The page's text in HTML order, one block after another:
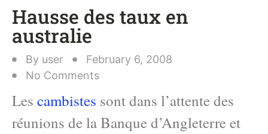
Hausse des taux en
australie
By user
February 6, 2008
No Comments
Les cambistes sont dans l’attente des
réunions de la Banque d’Angleterre et